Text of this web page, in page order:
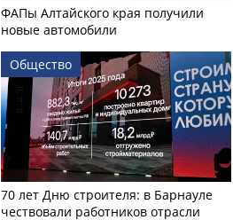
ФАПы Алтайского края получили
новые автомобили
Общество
70 лет Дню строителя: в Барнауле
чествовали работников отрасли